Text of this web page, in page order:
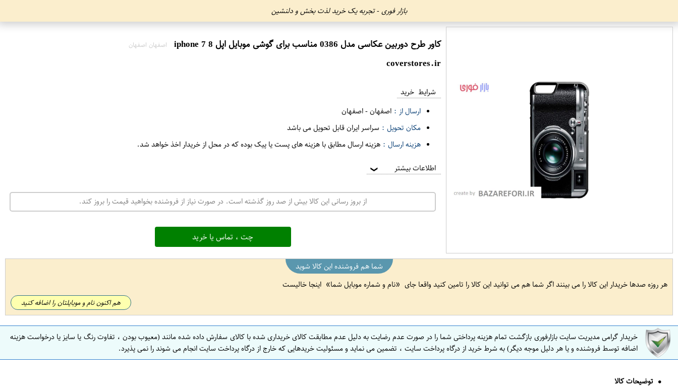
بازار فوری - تجربه یک خرید لذت بخش و دلنشین
کاور طرح دوربین عکاسی مدل 0386 مناسب برای گوشی موبایل اپل iphone 7 8 اصفهان اصفهان
coverstores.ir
شرایط خرید
ارسال از : اصفهان-اصفهان
مکان تحویل : سراسر ایران قابل تحویل می باشد
هزینه ارسال : هزینه ارسال مطابق با هزینه های پست یا پیک بوده که در محل از خریدار اخذ خواهد شد.
اطلاعات بیشتر ❯
از بروز رسانی این کالا بیش از صد روز گذشته است. در صورت نیاز از فروشنده بخواهید قیمت را بروز کند.
چت ، تماس یا خرید
شما هم فروشنده این کالا شوید
هر روزه صدها خریدار این کالا را می بینند اگر شما هم می توانید این کالا را تامین کنید واقعا جای
نام و شماره موبایل شما اینجا خالیست
هم اکنون نام و موبایلتان را اضافه کنید
خریدار گرامی مدیریت سایت بازارفوری بازگشت تمام هزینه پرداختی شما را در صورت عدم رضایت به دلیل عدم مطابقت کالای خریداری شده با کالای سفارش داده شده مانند (معیوب بودن ، تفاوت رنگ یا سایز یا درخواست هزینه
اضافه توسط فروشنده و یا هر دلیل موجه دیگر) به شرط خرید از درگاه پرداخت سایت ، تضمین می نماید و مسئولیت خریدهایی که خارج از درگاه پرداخت سایت انجام می شوند را نمی پذیرد.
توضیحات کالا